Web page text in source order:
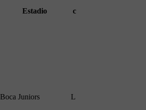
Estadio c
Boca Juniors L